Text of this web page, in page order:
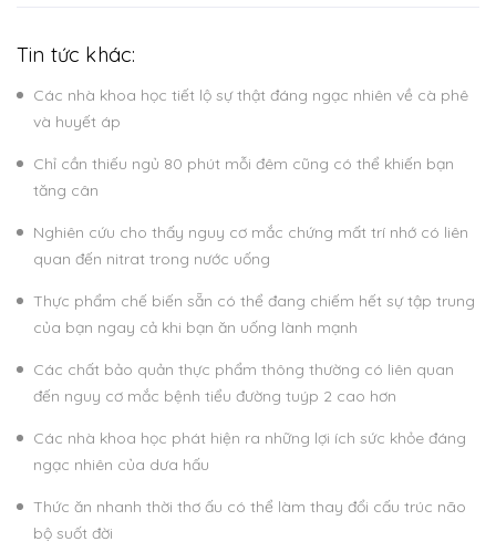
Tin tức khác:
Các nhà khoa học tiết lộ sự thật đáng ngạc nhiên về cà phê
và huyết áp
Chỉ cần thiếu ngủ 80 phút mỗi đêm cũng có thể khiến bạn
tăng cân
Nghiên cứu cho thấy nguy cơ mắc chứng mất trí nhớ có liên
quan đến nitrat trong nước uống
Thực phẩm chế biến sẵn có thể đang chiếm hết sự tập trung
của bạn ngay cả khi bạn ăn uống lành mạnh
Các chất bảo quản thực phẩm thông thường có liên quan
đến nguy cơ mắc bệnh tiểu đường tuýp 2 cao hơn
Các nhà khoa học phát hiện ra những lợi ích sức khỏe đáng
ngạc nhiên của dưa hấu
Thức ăn nhanh thời thơ ấu có thể làm thay đổi cấu trúc não
bộ suốt đời